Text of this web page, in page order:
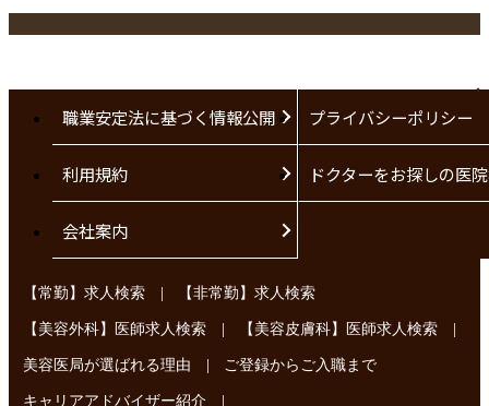
職業安定法に基づく情報公開 プライバシーポリシー
利用規約 ドクターをお探しの医
会社案内
【常勤】求人検索 | 【非常勤】求人検索
【美容外科】医師求人検索 | 【美容皮膚科】医師求人検索 |
美容医局が選ばれる理由 | ご登録からご入職まで
キャリアアドバイザー紹介 |